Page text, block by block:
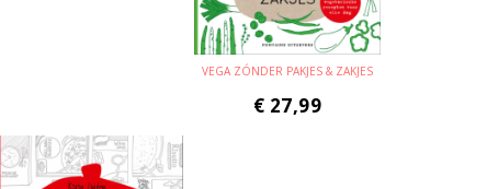
VEGA ZÓNDER PAKJES & ZAKJES
€ 27,99